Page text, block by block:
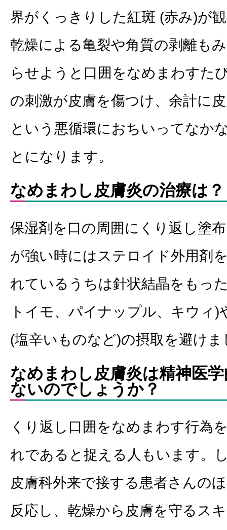
界がくっきりした紅斑 (赤み)が
乾燥による亀裂や角質の剥離も
らせようと口囲をなめまわすた
の刺激が皮膚を傷つけ、余計に
という悪循環におちいってなか
とになります。
なめまわし皮膚炎の治療は？
保湿剤を口の周囲にくり返し塗
が強い時にはステロイド外用剤
れているうちは針状結晶をもっ
トイモ、パイナップル、キウィ)
(塩辛いものなど)の摂取を避けま
なめまわし皮膚炎は精神医
ないのでしょうか？
くり返し口囲をなめまわす行為
れであると捉える人もいます。
皮膚科外来で接する患者さんの
反応し、乾燥から皮膚を守るス